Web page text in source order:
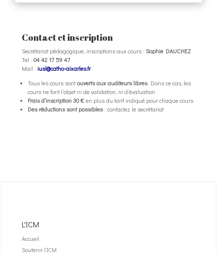
Contact et inscription
Secrétariat pédagogique, inscriptions aux cours : Sophie DAUCHEZ
Tel : 04 42 17 59 47
Mail : iusl@catho-aixarles.fr
Tous les cours sontouverts aux auditeurs libres. Dans ce cas, les
cours ne font l’objet ni de validation, ni d’évaluation
Frais d’inscription 30 €en plus du tarif indiqué pour chaque cours
Des réductions sont possibles: contactez le secrétariat
L'ICM
Accueil
Soutenir l’ICM